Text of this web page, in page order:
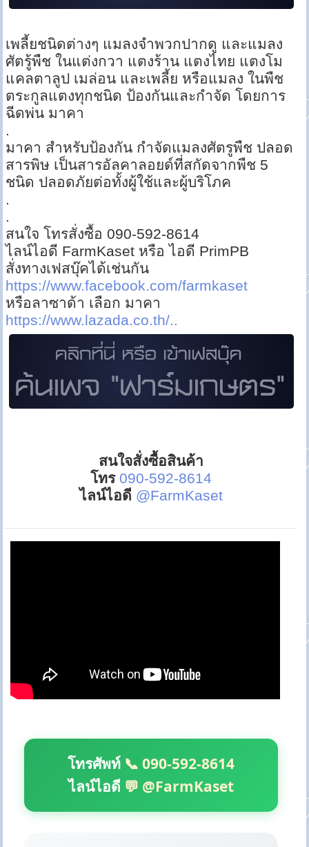
เพลี้ยชนิดต่างๆ แมลงจำพวกปากดู และแมลง
ศัตรู้พืช ในแต่งกวา แตงร้าน แตงไทย แตงโม
แคลตาลูป เมล่อน และเพลี้ย หรือแมลง ในพืช
ตระกูลแตงทุกชนิด ป้องกันและกำจัด โดยการ
ฉีดพ่น มาคา
.
มาคา สำหรับป้องกัน กำจัดแมลงศัตรูพืช ปลอด
สารพิษ เป็นสารอัลคาลอยด์ที่สกัดจากพืช 5
ชนิด ปลอดภัยต่อทั้งผู้ใช้และผู้บริโภค
.
.
สนใจ โทรสั่งซื้อ 090-592-8614
ไลน์ไอดี FarmKaset หรือ ไอดี PrimPB
สั่งทางเฟสบุ๊คได้เช่นกัน
https://www.facebook.com/farmkaset
หรือลาซาด้า เลือก มาคา
https://www.lazada.co.th/..
สนใจสั่งซื้อสินค้า
โทร 090-592-8614
ไลน์ไอดี @FarmKaset
โทรศัพท์ 📞 090-592-8614
ไลน์ไอดี 💬 @FarmKaset